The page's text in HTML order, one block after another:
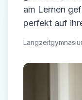
am Lernen
perfekt auf